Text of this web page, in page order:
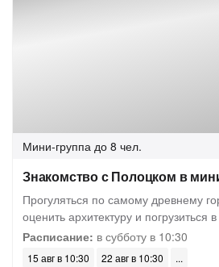
Мини-группа до 8 чел.
Знакомство с Полоцком в
Прогуляться по самому древнему
оценить архитектуру и погрузиться
Расписание: в субботу в 10:30
15 авг в 10:30 22 авг в 10:30